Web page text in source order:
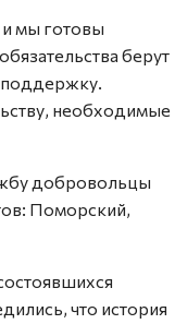
и мы готовы
берут
поддержку.
необходимые
добровольцы
Поморский,
что история